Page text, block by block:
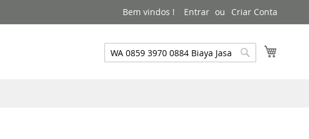
Bem vindos ! Entrar Criar Conta
Pesquisa